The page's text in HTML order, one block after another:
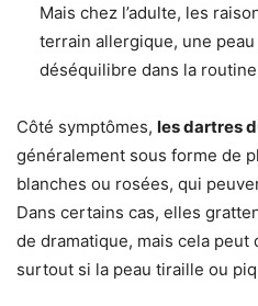
Mais chez l’adulte, les
terrain allergique, une
déséquilibre dans la
Côté symptômes, les dartres
généralement sous forme de
blanches ou rosées, qui
Dans certains cas, elles
de dramatique, mais cela
surtout si la peau tiraille ou